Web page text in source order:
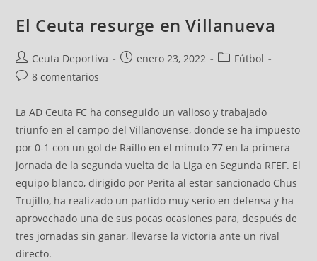
El Ceuta resurge en Villanueva
Ceuta Deportiva enero 23, 2022
Fútbol
8 comentarios
La AD Ceuta FC ha conseguido un valioso y trabajado
triunfo en el campo del Villanovense, donde se ha impuesto
por 0-1 con un gol de Raíllo en el minuto 77 en la primera
jornada de la segunda vuelta de la Liga en Segunda RFEF. El
equipo blanco, dirigido por Perita al estar sancionado Chus
Trujillo, ha realizado un partido muy serio en defensa y ha
aprovechado una de sus pocas ocasiones para, después de
tres jornadas sin ganar, llevarse la victoria ante un rival
directo.